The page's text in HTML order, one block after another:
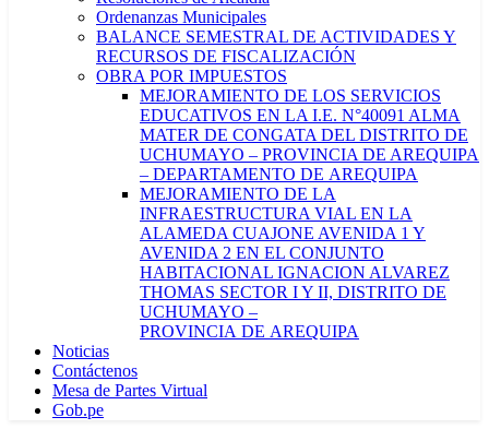
Ordenanzas Municipales
BALANCE SEMESTRAL DE ACTIVIDADES Y
RECURSOS DE FISCALIZACIÓN
OBRA POR IMPUESTOS
MEJORAMIENTO DE LOS SERVICIOS
EDUCATIVOS EN LA I.E. N°40091 ALMA
MATER DE CONGATA DEL DISTRITO DE
UCHUMAYO – PROVINCIA DE AREQUIPA
– DEPARTAMENTO DE AREQUIPA
MEJORAMIENTO DE LA
INFRAESTRUCTURA VIAL EN LA
ALAMEDA CUAJONE AVENIDA 1 Y
AVENIDA 2 EN EL CONJUNTO
HABITACIONAL IGNACION ALVAREZ
THOMAS SECTOR I Y II, DISTRITO DE
UCHUMAYO –
PROVINCIA DE AREQUIPA
Noticias
Contáctenos
Mesa de Partes Virtual
Gob.pe